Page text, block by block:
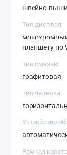
швейно-
Тип дисплея:
планшету по
Тип смазки:
графитовая
Тип челнока:
Устройство
Рамная